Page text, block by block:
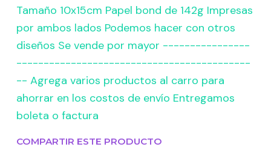
Tamaño 10x15cm Papel bond de 142g Impresas
por ambos lados Podemos hacer con otros
diseños Se vende por mayor ----------------
-------------------------------------------
-- Agrega varios productos al carro para
ahorrar en los costos de envío Entregamos
boleta o factura
COMPARTIR ESTE PRODUCTO